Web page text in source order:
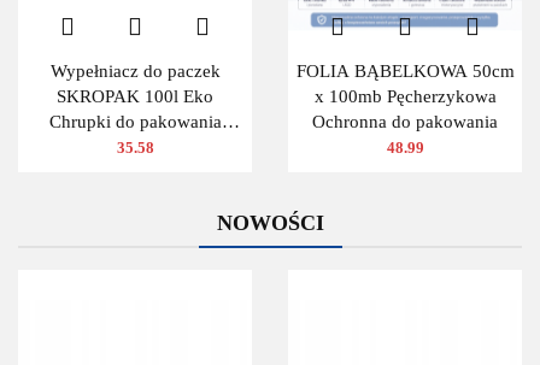
Wypełniacz do paczek
SKROPAK 100l Eko
Chrupki do pakowania
ZIELONY
35.58
FOLIA BĄBELKOWA 50cm
x 100mb Pęcherzykowa
Ochronna do pakowania
48.99
NOWOŚCI